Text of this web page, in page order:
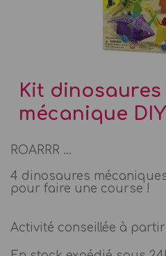
Kit dinosaures
mécanique DIY
ROARRR ...
4 dinosaures
pour faire une course !
Activité conseillée à